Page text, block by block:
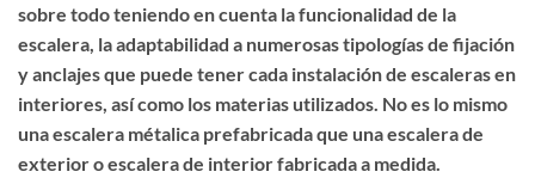
sobre todo teniendo en cuenta la funcionalidad de la
escalera, la adaptabilidad a numerosas tipologías de fijación
y anclajes que puede tener cada instalación de escaleras en
interiores, así como los materias utilizados. No es lo mismo
una escalera métalica prefabricada que unaescalera de
exterior o escalera de interior fabricada a medida